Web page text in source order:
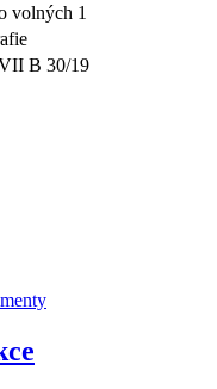
volných 1
B 30/19